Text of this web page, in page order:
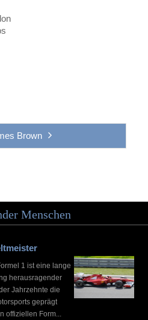
Brown
Menschen
1 ist eine lange
herausragender
Jahrzehnte die
geprägt
offiziellen Form...